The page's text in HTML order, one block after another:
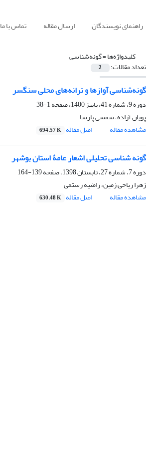
راهنمای نویسندگان ارسال مقاله تماس با ما
کلیدواژه‌ها =گونه‌شناسی
تعداد مقالات: 2
گونه‌شناسی آوازها و ترانه‌های محلی سنگسر
دوره 9، شماره 41، پاییز 1400، صفحه
1-38
پویان آزاده، شمسی پارسا
مشاهده مقاله
اصل مقاله 694.57 K
گونه شناسی تحلیلی اشعار عامۀ استان بوشهر
دوره 7، شماره 27، تابستان 1398، صفحه
139-164
زهرا ریاحی زمین، راضیه رستمی
مشاهده مقاله
اصل مقاله 630.48 K